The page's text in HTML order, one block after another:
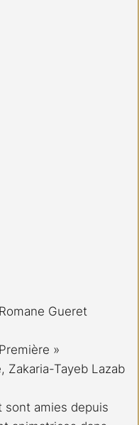
Gueret
»
Zakaria-Tayeb Lazab
sont amies depuis